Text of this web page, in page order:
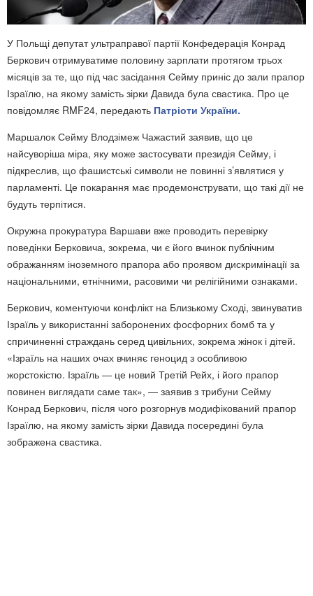
У Польщі депутат ультраправої партії Конфедерація Конрад
Беркович отримуватиме половину зарплати протягом трьох
місяців за те, що під час засідання Сейму приніс до зали прапор
Ізраїлю, на якому замість зірки Давида була свастика. Про це
повідомляє RMF24, передають Патріоти України.
Маршалок Сейму Влодзімеж Чажастий заявив, що це
найсуворіша міра, яку може застосувати президія Сейму, і
підкреслив, що фашистські символи не повинні з’являтися у
парламенті. Це покарання має продемонструвати, що такі дії не
будуть терпітися.
Окружна прокуратура Варшави вже проводить перевірку
поведінки Берковича, зокрема, чи є його вчинок публічним
ображанням іноземного прапора або проявом дискримінації за
національними, етнічними, расовими чи релігійними ознаками.
Беркович, коментуючи конфлікт на Близькому Сході, звинуватив
Ізраїль у використанні заборонених фосфорних бомб та у
спричиненні страждань серед цивільних, зокрема жінок і дітей.
«Ізраїль на наших очах вчиняє геноцид з особливою
жорстокістю. Ізраїль — це новий Третій Рейх, і його прапор
повинен виглядати саме так», — заявив з трибуни Сейму
Конрад Беркович, після чого розгорнув модифікований прапор
Ізраїлю, на якому замість зірки Давида посередині була
зображена свастика.